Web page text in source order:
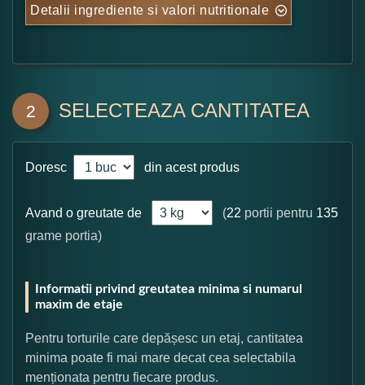
Detalii ingrediente si valori nutritionale
2 SELECTEAZA CANTITATEA
Doresc din acest produs
Avand o greutate de (22 portii pentru 135
grame portia)
Informatii privind greutatea minima si numarul
maxim de etaje
Pentru torturile care depășesc un etaj, cantitatea
minima poate fi mai mare decat cea selectabila
menționata pentru fiecare produs.